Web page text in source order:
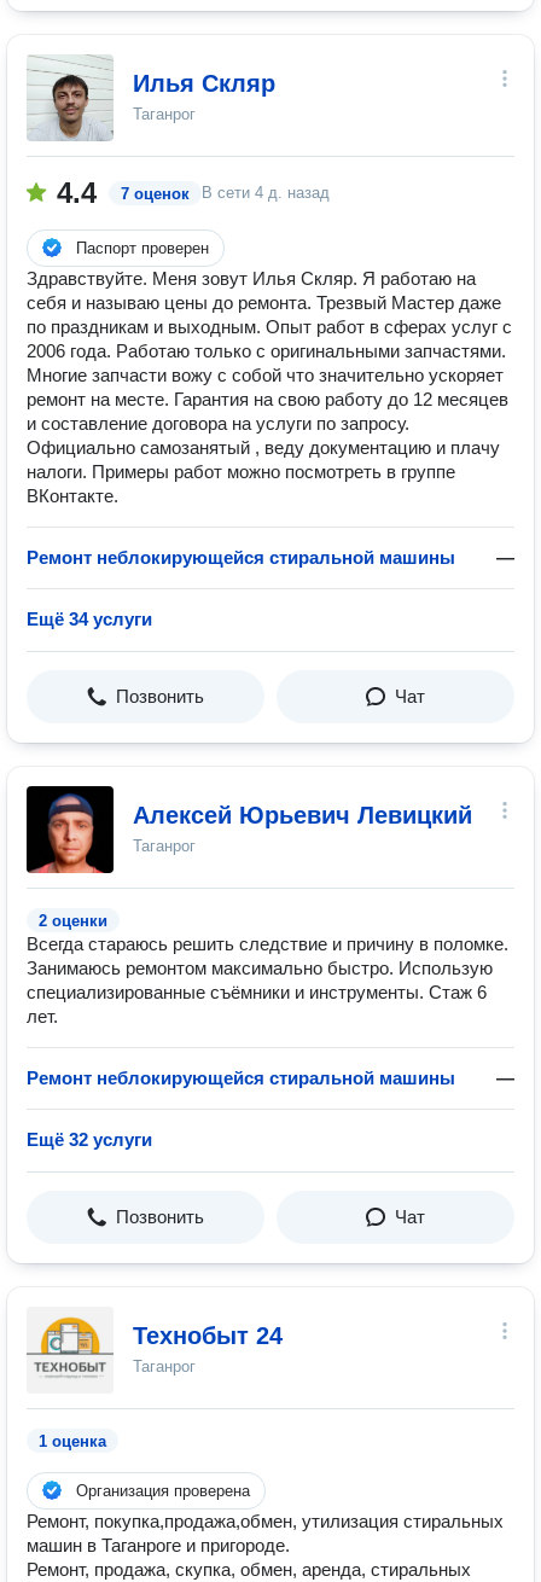
Илья Скляр
Таганрог
4.4 7 оценок В сети 4 д. назад
Паспорт проверен
Здравствуйте. Меня зовут Илья Скляр. Я работаю на
себя и называю цены до ремонта. Трезвый Мастер даже
по праздникам и выходным. Опыт работ в сферах услуг с
2006 года. Работаю только с оригинальными запчастями.
Многие запчасти вожу с собой что значительно ускоряет
ремонт на месте. Гарантия на свою работу до 12 месяцев
и составление договора на услуги по запросу.
Официально самозанятый , веду документацию и плачу
налоги. Примеры работ можно посмотреть в группе
ВКонтакте.
Ремонт неблокирующейся стиральной машины —
Ещё 34 услуги
Позвонить Чат
Алексей Юрьевич Левицкий
Таганрог
2 оценки
Всегда стараюсь решить следствие и причину в поломке.
Занимаюсь ремонтом максимально быстро. Использую
специализированные съёмники и инструменты. Стаж 6
лет.
Ремонт неблокирующейся стиральной машины —
Ещё 32 услуги
Позвонить Чат
Технобыт 24
Таганрог
1 оценка
Организация проверена
Ремонт, покупка,продажа,обмен, утилизация стиральных
машин в Таганроге и пригороде.
Ремонт, продажа, скупка, обмен, аренда, стиральных